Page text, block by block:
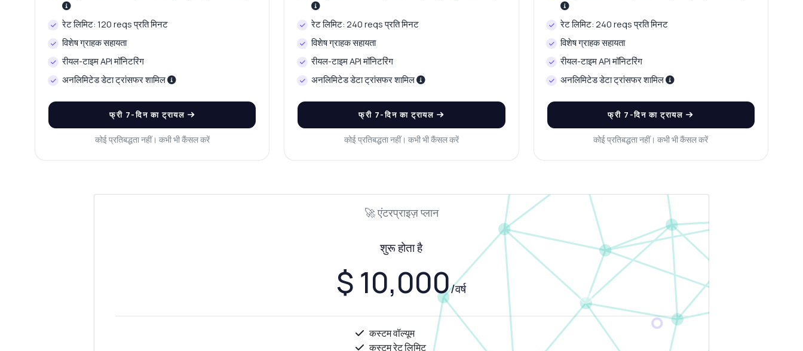
रेट लिमिट: 120 reqs प्रति मिनट
विशेष ग्राहक सहायता
रीयल-टाइम API मॉनिटरिंग
अनलिमिटेड डेटा ट्रांसफर शामिल
फ्री 7-दिन का ट्रायल
कोई प्रतिबद्धता नहीं। कभी भी कैंसल करें
रेट लिमिट: 240 reqs प्रति मिनट
विशेष ग्राहक सहायता
रीयल-टाइम API मॉनिटरिंग
अनलिमिटेड डेटा ट्रांसफर शामिल
फ्री 7-दिन का ट्रायल
कोई प्रतिबद्धता नहीं। कभी भी कैंसल करें
रेट लिमिट: 240 reqs प्रति मिनट
विशेष ग्राहक सहायता
रीयल-टाइम API मॉनिटरिंग
अनलिमिटेड डेटा ट्रांसफर शामिल
फ्री 7-दिन का ट्रायल
कोई प्रतिबद्धता नहीं। कभी भी कैंसल करें
🚀 एंटरप्राइज़ प्लान
शुरू होता है
$ 10,000/वर्ष
कस्टम वॉल्यूम
कस्टम रेट लिमिट